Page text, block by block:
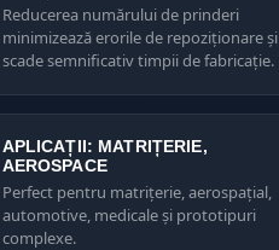
Reducerea numărului de prinderi
minimizează erorile de repoziționare și
scade semnificativ timpii de fabricație.
APLICAȚII: MATRIȚERIE,
AEROSPACE
Perfect pentru matrițerie, aerospațial,
automotive, medicale și prototipuri
complexe.